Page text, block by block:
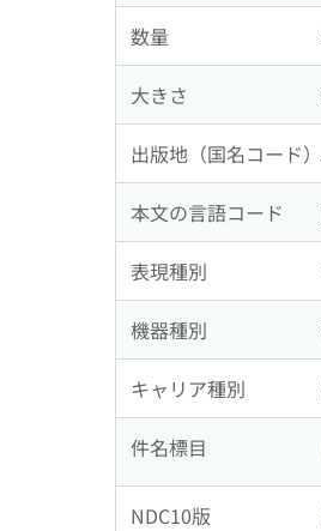
数量
大きさ
出版地（国名コード）
本文の言語コード
表現種別
機器種別
キャリア種別
件名標目
NDC10版